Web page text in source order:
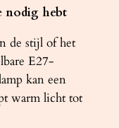
nodig hebt
de stijl of het
E27-
kan een
warm licht tot